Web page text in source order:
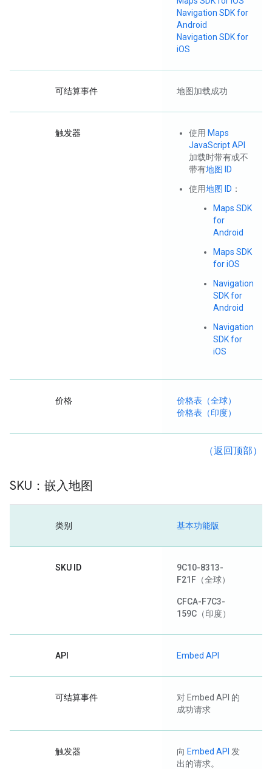
Navigation SDK for
Android
Navigation SDK for
iOS
可结算事件 地图加载成功
触发器 使用 Maps
JavaScript API
加载时带有或不
带有地图 ID
使用地图 ID ：
Maps SDK
for
Android
Maps SDK
for iOS
Navigation
SDK for
Android
Navigation
SDK for
iOS
价格
价格表（全球）
价格表（印度）
（返回顶部）
SKU：嵌入地图
类别 基本功能版
SKU ID
9C10-8313-
F21F （全球）
CFCA-F7C3-
159C （印度）
API Embed API
可结算事件
对 Embed API 的
成功请求
触发器 向 Embed API 发
出的请求。